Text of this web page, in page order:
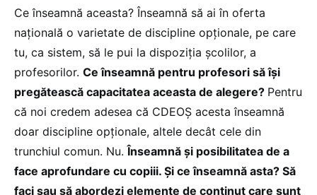
Ce înseamnă aceasta? Înseamnă să ai în oferta
națională o varietate de discipline opționale, pe care
tu, ca sistem, să le pui la dispoziția școlilor, a
profesorilor. Ce înseamnă pentru profesori să își
pregătească capacitatea aceasta de alegere? Pentru
că noi credem adesea că CDEOȘ acesta înseamnă
doar discipline opționale, altele decât cele din
trunchiul comun. Nu.Înseamnă și posibilitatea de a
face aprofundare cu copiii. Și ce înseamnă asta? Să
faci sau să abordezi elemente de conținut care sunt